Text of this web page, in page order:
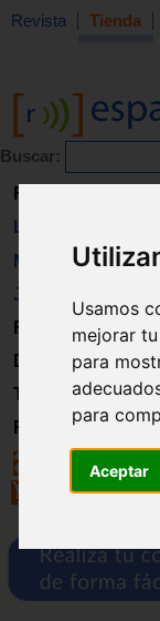
Usamos
mejorar
para
para
Aceptar
Revista Tienda
Buscar:
Revista
Libros
Material
Juguetes
Formación
Directorio
Trabajo
Registro